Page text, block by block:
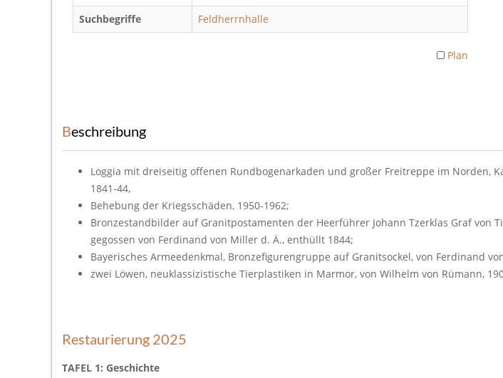
Suchbegriffe
Feldherrnhalle
Plan
Beschreibung
Loggia mit dreiseitig offenen Rundbogenarkaden und großer Freitreppe im Norden,
1841-44,
Behebung der Kriegsschäden, 1950-1962;
Bronzestandbilder auf Granitpostamenten der Heerführer Johann Tzerklas Graf von
gegossen von Ferdinand von Miller d. Ä., enthüllt 1844;
Bayerisches Armeedenkmal, Bronzefigurengruppe auf Granitsockel, von Ferdinand
zwei Löwen, neuklassizistische Tierplastiken in Marmor, von Wilhelm von Rümann,
Restaurierung 2025
TAFEL 1: Geschichte